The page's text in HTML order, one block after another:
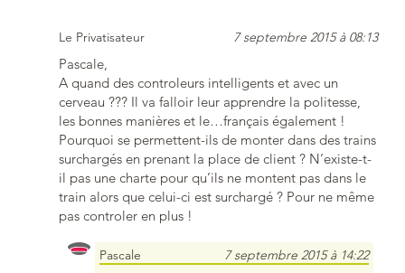
Le Privatisateur 7 septembre 2015 à 08:13
Pascale,
A quand des controleurs intelligents et avec un
cerveau ??? Il va falloir leur apprendre la politesse,
les bonnes manières et le…français également !
Pourquoi se permettent-ils de monter dans des trains
surchargés en prenant la place de client ? N’existe-t-
il pas une charte pour qu’ils ne montent pas dans le
train alors que celui-ci est surchargé ? Pour ne même
pas controler en plus !
Pascale 7 septembre 2015 à 14:22